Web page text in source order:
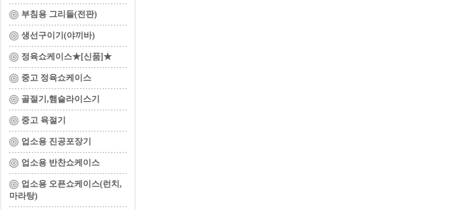
부침용 그리들(전판)
생선구이기(야끼바)
정육쇼케이스★[신품]★
중고 정육쇼케이스
골절기,햄슬라이스기
중고 육절기
업소용 진공포장기
업소용 반찬쇼케이스
업소용 오픈쇼케이스(런치,
마라탕)